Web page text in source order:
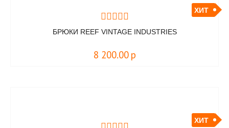
ХИТ
БРЮКИ REEF VINTAGE INDUSTRIES
8 200.00 р
ХИТ